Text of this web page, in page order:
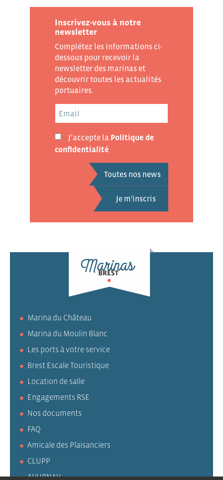
Inscrivez-vous à notre
newsletter
Complétez les informations ci-
dessous pour recevoir la
newsletter des marinas et
découvrir toutes les actualités
portuaires.
J’accepte la Politique de
confidentialité
Toutes nos news
Marina du Château
Marina du Moulin Blanc
Les ports à votre service
Brest Escale Touristique
Location de salle
Engagements RSE
Nos documents
FAQ
Amicale des Plaisanciers
CLUPP
AVURNAV